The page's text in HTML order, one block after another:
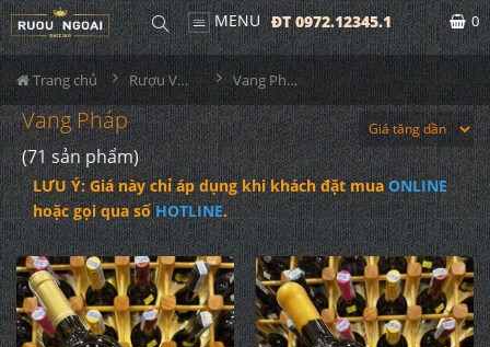
MENU ĐT 0972.12345.1 0
Trang chủ Rượu Vang Vang Pháp
Vang Pháp
(71 sản phẩm)
LƯU Ý: Giá này chỉ áp dụng khi khách đặt muaONLINE
hoặc gọi qua sốHOTLINE.